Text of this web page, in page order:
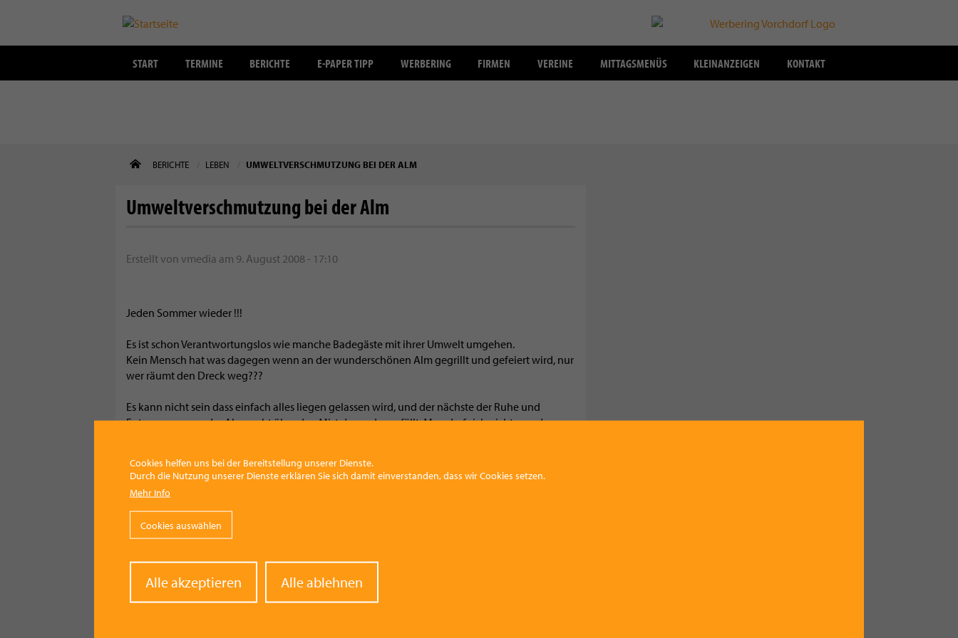
START TERMINE BERICHTE E-PAPER TIPP WERBERING FIRMEN VEREINE MITTAGSMENÜS KLEINANZEIGEN KONTAKT
BERICHTE LEBEN UMWELTVERSCHMUTZUNG BEI DER ALM
Umweltverschmutzung bei der Alm
Erstellt von vmedia am 9. August 2008 - 17:10
Jeden Sommer wieder !!!
Es ist schon Verantwortungslos wie manche Badegäste mit ihrer Umwelt umgehen.
Kein Mensch hat was dagegen wenn an der wunderschönen Alm gegrillt und gefeiert wird, nur
wer räumt den Dreck weg???
Es kann nicht sein dass einfach alles liegen gelassen wird, und der nächste der Ruhe und
Entspannung an der Alm sucht über den Mist der anderen fällt. Man darf sich nicht wundern
Bitte nehmt euren Mist wieder mit!!!!
Kategorie
Leben
Cookies helfen uns bei der Bereitstellung unserer Dienste.
Durch die Nutzung unserer Dienste erklären Sie sich damit einverstanden, dass wir Cookies setzen.
Mehr Info
Cookies auswählen
Alle akzeptieren
Withdraw
Alle ablehnen